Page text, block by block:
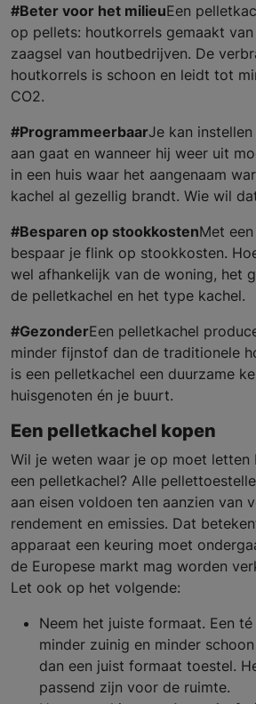
#Beter voor het milieuEen
op pellets: houtkorrels gemaakt
zaagsel van houtbedrijven. De
houtkorrels is schoon en leidt tot
CO2.
#ProgrammeerbaarJe kan
aan gaat en wanneer hij weer uit
in een huis waar het aangenaam
kachel al gezellig brandt. Wie wil
#Besparen op stookkostenMet
bespaar je flink op stookkosten.
wel afhankelijk van de woning, het
de pelletkachel en het type kachel.
#GezonderEen pelletkachel
minder fijnstof dan de traditionele
is een pelletkachel een duurzame
huisgenoten én je buurt.
Een pelletkachel kopen
Wil je weten waar je op moet letten
een pelletkachel? Alle
aan eisen voldoen ten aanzien van
rendement en emissies. Dat
apparaat een keuring moet
de Europese markt mag worden
Let ook op het volgende:
Neem het juiste formaat. Een
minder zuinig en minder
dan een juist formaat toestel.
passend zijn voor de ruimte.